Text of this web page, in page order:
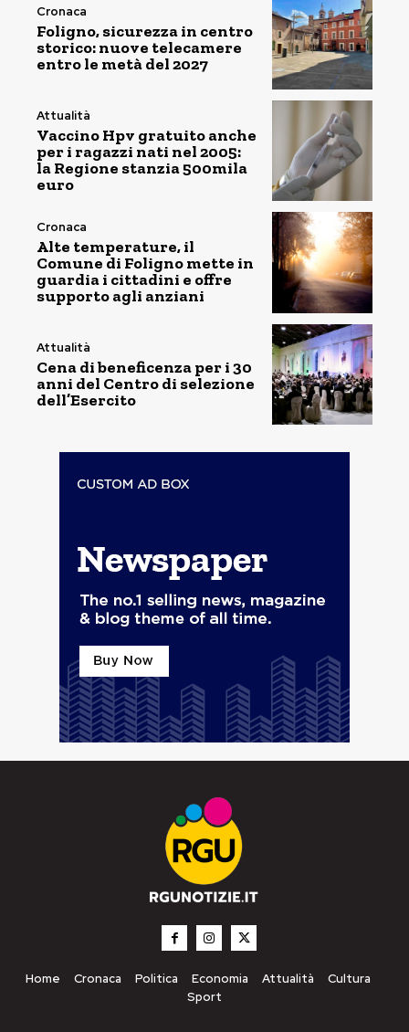
Cronaca
Foligno, sicurezza in centro
storico: nuove telecamere
entro le metà del 2027
Attualità
Vaccino Hpv gratuito anche
per i ragazzi nati nel 2005:
la Regione stanzia 500mila
euro
Cronaca
Alte temperature, il
Comune di Foligno mette in
guardia i cittadini e offre
supporto agli anziani
Attualità
Cena di beneficenza per i 30
anni del Centro di selezione
dell’Esercito
Home Cronaca Politica Economia Attualità
Cultura
Sport